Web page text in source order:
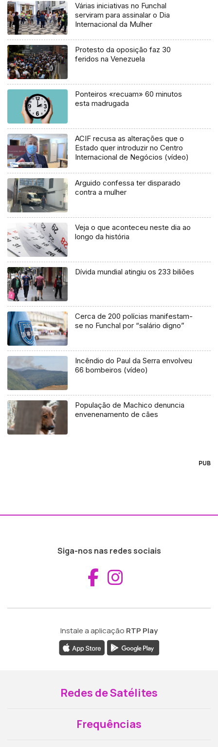
Várias iniciativas no Funchal
serviram para assinalar o Dia
Internacional da Mulher
Protesto da oposição faz 30
feridos na Venezuela
Ponteiros «recuam» 60 minutos
esta madrugada
ACIF recusa as alterações que o
Estado quer introduzir no Centro
Internacional de Negócios (vídeo)
Arguido confessa ter disparado
contra a mulher
Veja o que aconteceu neste dia ao
longo da história
Dívida mundial atingiu os 233 biliões
Cerca de 200 polícias manifestam-
se no Funchal por “salário digno”
Incêndio do Paul da Serra envolveu
66 bombeiros (vídeo)
População de Machico denuncia
envenenamento de cães
PUB
Siga-nos nas redes sociais
Aceder ao
Instale a aplicação RTP Play
Redes de Satélites
Frequências